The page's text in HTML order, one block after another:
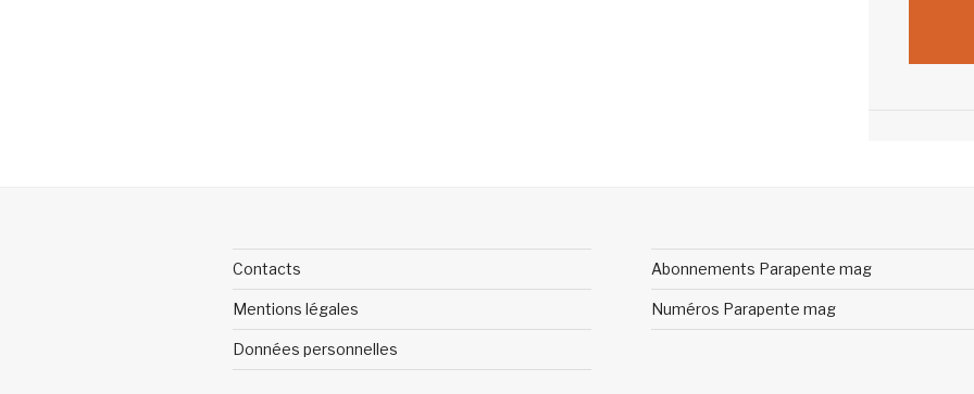
Contacts
Mentions légales
Données personnelles
Abonnements Parapente mag
Numéros Parapente mag